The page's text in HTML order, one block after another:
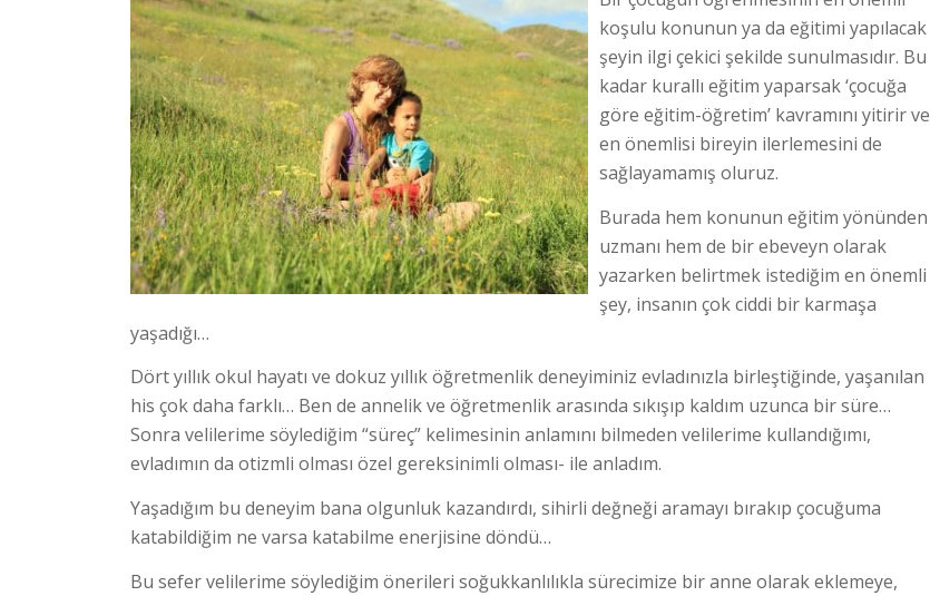
koşulu konunun ya da eğitimi yapılacak
şeyin ilgi çekici şekilde sunulmasıdır. Bu
kadar kurallı eğitim yaparsak ‘çocuğa
göre eğitim-öğretim’ kavramını yitirir ve
en önemlisi bireyin ilerlemesini de
sağlayamamış oluruz.
Burada hem konunun eğitim yönünden
uzmanı hem de bir ebeveyn olarak
yazarken belirtmek istediğim en önemli
şey, insanın çok ciddi bir karmaşa
yaşadığı…
Dört yıllık okul hayatı ve dokuz yıllık öğretmenlik deneyiminiz evladınızla birleştiğinde, yaşanılan
his çok daha farklı… Ben de annelik ve öğretmenlik arasında sıkışıp kaldım uzunca bir süre…
Sonra velilerime söylediğim “süreç” kelimesinin anlamını bilmeden velilerime kullandığımı,
evladımın da otizmli olması özel gereksinimli olması- ile anladım.
Yaşadığım bu deneyim bana olgunluk kazandırdı, sihirli değneği aramayı bırakıp çocuğuma
katabildiğim ne varsa katabilme enerjisine döndü…
Bu sefer velilerime söylediğim önerileri soğukkanlılıkla sürecimize bir anne olarak eklemeye,